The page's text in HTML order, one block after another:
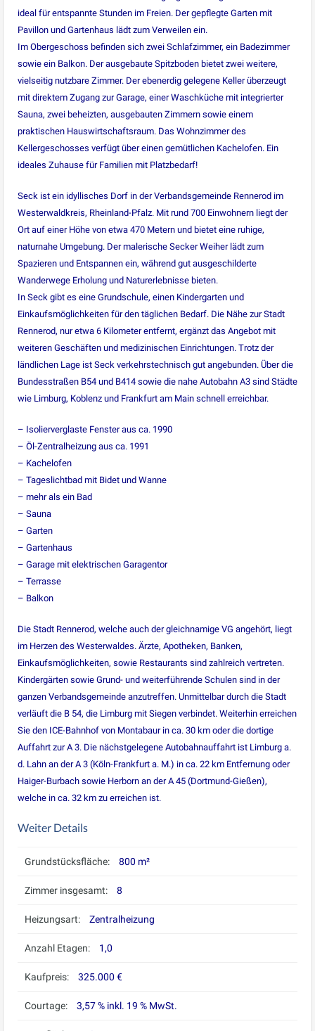
ideal für entspannte Stunden im Freien. Der gepflegte Garten mit
Pavillon und Gartenhaus lädt zum Verweilen ein.
Im Obergeschoss befinden sich zwei Schlafzimmer, ein Badezimmer
sowie ein Balkon. Der ausgebaute Spitzboden bietet zwei weitere,
vielseitig nutzbare Zimmer. Der ebenerdig gelegene Keller überzeugt
mit direktem Zugang zur Garage, einer Waschküche mit integrierter
Sauna, zwei beheizten, ausgebauten Zimmern sowie einem
praktischen Hauswirtschaftsraum. Das Wohnzimmer des
Kellergeschosses verfügt über einen gemütlichen Kachelofen. Ein
ideales Zuhause für Familien mit Platzbedarf!
Seck ist ein idyllisches Dorf in der Verbandsgemeinde Rennerod im
Westerwaldkreis, Rheinland-Pfalz. Mit rund 700 Einwohnern liegt der
Ort auf einer Höhe von etwa 470 Metern und bietet eine ruhige,
naturnahe Umgebung. Der malerische Secker Weiher lädt zum
Spazieren und Entspannen ein, während gut ausgeschilderte
Wanderwege Erholung und Naturerlebnisse bieten.
In Seck gibt es eine Grundschule, einen Kindergarten und
Einkaufsmöglichkeiten für den täglichen Bedarf. Die Nähe zur Stadt
Rennerod, nur etwa 6 Kilometer entfernt, ergänzt das Angebot mit
weiteren Geschäften und medizinischen Einrichtungen. Trotz der
ländlichen Lage ist Seck verkehrstechnisch gut angebunden. Über die
Bundesstraßen B54 und B414 sowie die nahe Autobahn A3 sind Städte
wie Limburg, Koblenz und Frankfurt am Main schnell erreichbar.
– Isolierverglaste Fenster aus ca. 1990
– Öl-Zentralheizung aus ca. 1991
– Kachelofen
– Tageslichtbad mit Bidet und Wanne
– mehr als ein Bad
– Sauna
– Garten
– Gartenhaus
– Garage mit elektrischen Garagentor
– Terrasse
– Balkon
Die Stadt Rennerod, welche auch der gleichnamige VG angehört, liegt
im Herzen des Westerwaldes. Ärzte, Apotheken, Banken,
Einkaufsmöglichkeiten, sowie Restaurants sind zahlreich vertreten.
Kindergärten sowie Grund- und weiterführende Schulen sind in der
ganzen Verbandsgemeinde anzutreffen. Unmittelbar durch die Stadt
verläuft die B 54, die Limburg mit Siegen verbindet. Weiterhin erreichen
Sie den ICE-Bahnhof von Montabaur in ca. 30 km oder die dortige
Auffahrt zur A 3. Die nächstgelegene Autobahnauffahrt ist Limburg a.
d. Lahn an der A 3 (Köln-Frankfurt a. M.) in ca. 22 km Entfernung oder
Haiger-Burbach sowie Herborn an der A 45 (Dortmund-Gießen),
welche in ca. 32 km zu erreichen ist.
Weiter Details
Grundstücksfläche: 800 m²
Zimmer insgesamt: 8
Heizungsart: Zentralheizung
Anzahl Etagen: 1,0
Kaufpreis: 325.000 €
Courtage: 3,57 % inkl. 19 % MwSt.